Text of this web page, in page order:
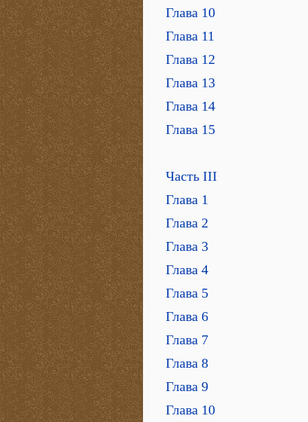
Глава 10
Глава 11
Глава 12
Глава 13
Глава 14
Глава 15
Часть III
Глава 1
Глава 2
Глава 3
Глава 4
Глава 5
Глава 6
Глава 7
Глава 8
Глава 9
Глава 10